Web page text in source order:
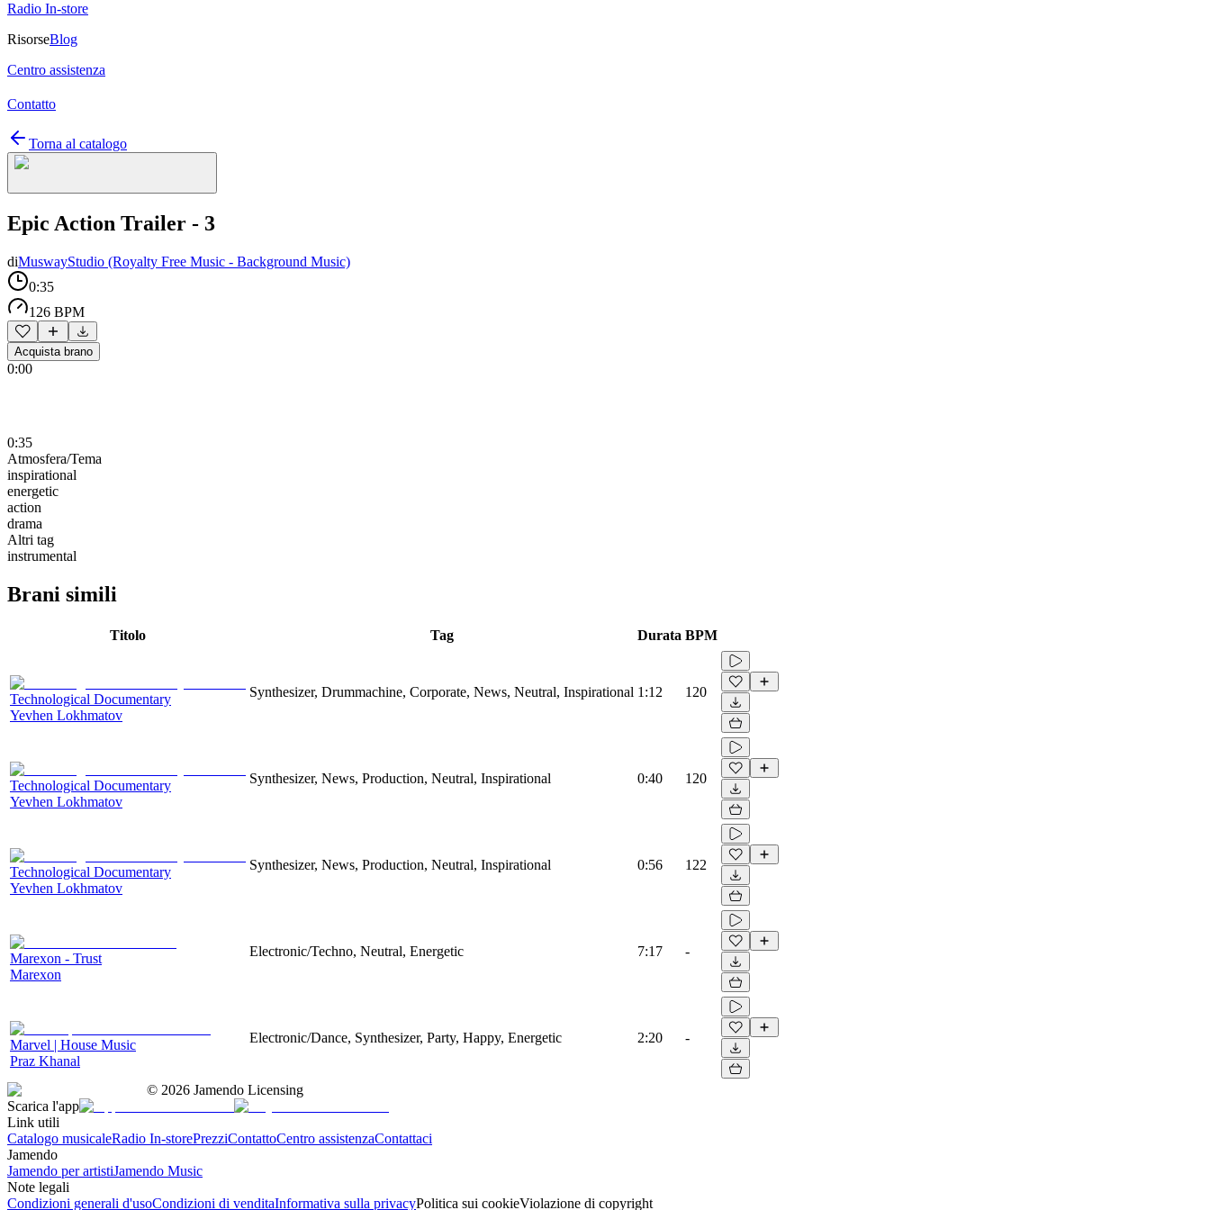
Radio In-store
RisorseBlog
Centro assistenza
Contatto
Torna al catalogo
Epic Action Trailer - 3
diMuswayStudio (Royalty Free Music - Background Music)
0:35
126 BPM
Acquista brano
0:00
0:35
Atmosfera/Tema
inspirational
energetic
action
drama
Altri tag
instrumental
Brani simili
Titolo Tag Durata BPM
Technological Documentary
Yevhen Lokhmatov
Synthesizer, Drummachine, Corporate, News, Neutral, Inspirational 1:12 120
Technological Documentary
Yevhen Lokhmatov
Synthesizer, News, Production, Neutral, Inspirational 0:40 120
Technological Documentary
Yevhen Lokhmatov
Synthesizer, News, Production, Neutral, Inspirational 0:56 122
Marexon - Trust
Marexon
Electronic/Techno, Neutral, Energetic 7:17 -
Marvel | House Music
Praz Khanal
Electronic/Dance, Synthesizer, Party, Happy, Energetic 2:20 -
© 2026 Jamendo Licensing
Scarica l'app
Link utili
Catalogo musicaleRadio In-storePrezziContattoCentro assistenzaContattaci
Jamendo
Jamendo per artistiJamendo Music
Note legali
Condizioni generali d'usoCondizioni di venditaInformativa sulla privacyPolitica sui cookieViolazione di copyright